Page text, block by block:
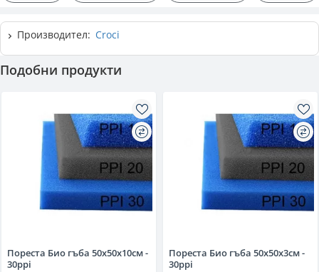
Производител: Croci
Подобни продукти
Пореста Био гъба 50x50x10см -
30ppi
Пореста Био гъба 50х50х3см -
30ppi